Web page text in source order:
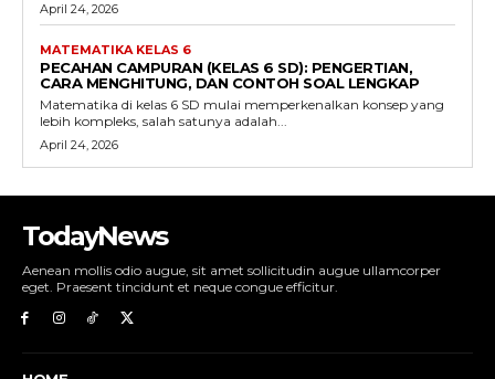
April 24, 2026
MATEMATIKA KELAS 6
PECAHAN CAMPURAN (KELAS 6 SD): PENGERTIAN,
CARA MENGHITUNG, DAN CONTOH SOAL LENGKAP
Matematika di kelas 6 SD mulai memperkenalkan konsep yang
lebih kompleks, salah satunya adalah...
April 24, 2026
TodayNews
Aenean mollis odio augue, sit amet sollicitudin augue ullamcorper
eget. Praesent tincidunt et neque congue efficitur.